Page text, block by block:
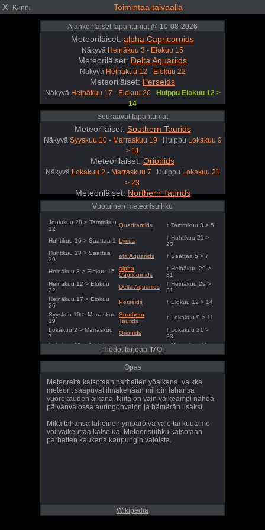
X Kiinni Toimintaa taivaalla
Ajankohtaiset tapahtumat @ 10-08-2026
Meteoriläiset: alpha Capricornids
Näkyvä Heinäkuu 3 - Elokuu 15
Meteoriläiset: Delta Aquariids
Näkyvä Heinäkuu 12 - Elokuu 22
Meteoriläiset: Perseids
Näkyvä Heinäkuu 17 - Elokuu 26
Huippu Elokuu 12 >
14
Seuraavat tapahtumat
Meteoriläiset: Southern Taurids
Näkyvä Syyskuu 10 - Marraskuu 19 Huippu Lokakuu 9
> 11
Meteoriläiset: Orionids
Näkyvä Lokakuu 2 - Marraskuu 7 Huippu Lokakuu 21
> 23
Meteoriläiset:Northern Taurids
Lokakuu 20 - Joulukuu 9Huippu
Vuotuinen meteorisuihku
Joulukuu 28 > Tammikuu
12
Quadrantids ↑ Tammikuu 3 > 5
Huhtikuu 16 > Saattaa 1 Lyrids
↑ Huhtikuu 21 >
23
Huhtikuu 19 > Saattaa
29
eta Aquariids ↑ Saattaa 5 > 7
Heinäkuu 3 > Elokuu 15
alpha
Capricornids
↑ Heinäkuu 29 >
31
Heinäkuu 12 > Elokuu
22
Delta Aquariids
↑ Heinäkuu 29 >
31
Heinäkuu 17 > Elokuu
26
Perseids
↑ Elokuu 12 > 14
Syyskuu 10 > Marraskuu
19
Southern
Taurids
↑ Lokakuu 9 > 11
Lokakuu 2 > Marraskuu
7
Orionids
↑ Lokakuu 21 >
23
Lokakuu 20 > Joulukuu
Northern Taurids
↑ Marraskuu 11 >
Marraskuu 6 > Joulukuu
Leonids
↑ Marraskuu 16 >
18
Geminids
15
Joulukuu 17 > Joulukuu
27
Ursids
↑ Joulukuu 21 >
23
Tiedot tarjoaa IMO
Opas
Meteoreita katsotaan parhaiten yöaikana, vaikka
meteorit saapuvat ilmakehään milloin tahansa
vuorokauden aikana. Niitä on vain vaikeampi nähdä
päivänvalossa auringonvalon ja hämärän lisäksi.
Mikä tahansa läheinen ympäröivä valo tai kuutamo
voi vaikeuttaa katselua. Meteorisuihku katsotaan
parhaiten kaukana kaupungin valoista.
Wikipedia